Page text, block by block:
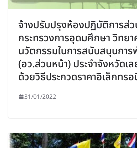
จ้างปรับปรุงห้องปฏิบัติการส่
กระทรวงการอุดมศึกษา วิทย
นวัตกรรมในการสนับสนุนกา
(อว.ส่วนหน้า) ประจำจังหวัดเ
ด้วยวิธีประกวดราคาอิเล็กท
31/01/2022